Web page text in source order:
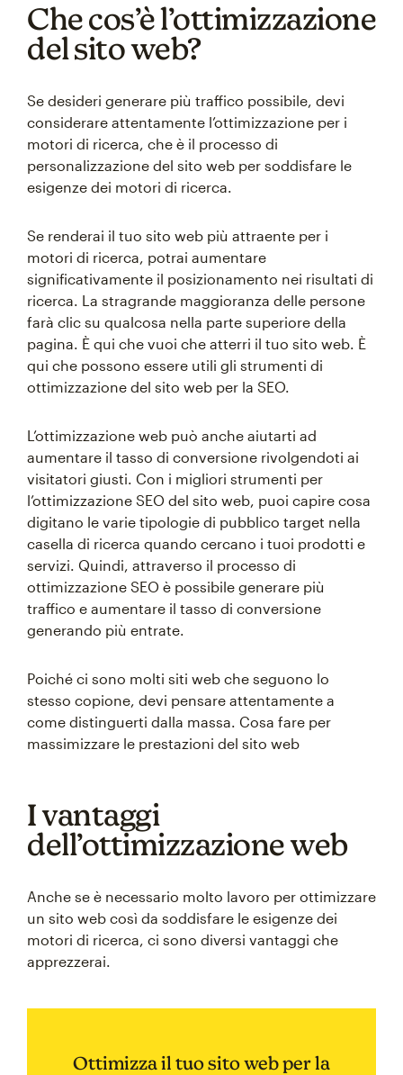
Che cos’è l’ottimizzazione
del sito web?
Se desideri generare più traffico possibile, devi
considerare attentamente l’ottimizzazione per i
motori di ricerca, che è il processo di
personalizzazione del sito web per soddisfare le
esigenze dei motori di ricerca.
Se renderai il tuo sito web più attraente per i
motori di ricerca, potrai aumentare
significativamente il posizionamento nei risultati di
ricerca. La stragrande maggioranza delle persone
farà clic su qualcosa nella parte superiore della
pagina. È qui che vuoi che atterri il tuo sito web. È
qui che possono essere utili gli strumenti di
ottimizzazione del sito web per la SEO.
L’ottimizzazione web può anche aiutarti ad
aumentare il tasso di conversione rivolgendoti ai
visitatori giusti. Con i migliori strumenti per
l’ottimizzazione SEO del sito web, puoi capire cosa
digitano le varie tipologie di pubblico target nella
casella di ricerca quando cercano i tuoi prodotti e
servizi. Quindi, attraverso il processo di
ottimizzazione SEO è possibile generare più
traffico e aumentare il tasso di conversione
generando più entrate.
Poiché ci sono molti siti web che seguono lo
stesso copione, devi pensare attentamente a
come distinguerti dalla massa. Cosa fare per
massimizzare le prestazioni del sito web
I vantaggi
dell’ottimizzazione web
Anche se è necessario molto lavoro per ottimizzare
un sito web così da soddisfare le esigenze dei
motori di ricerca, ci sono diversi vantaggi che
apprezzerai.
Ottimizza il tuo sito web per la